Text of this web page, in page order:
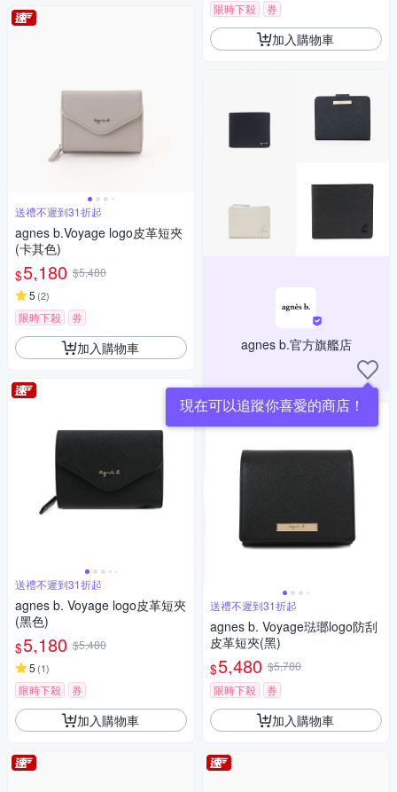
送禮不遲到31折起
agnes b.Voyage logo皮革短夾
(卡其色)
$5,180 $5,480
5 (2)
限時下殺 券
加入購物車
送禮不遲到31折起
agnes b. Voyage logo皮革短夾
(黑色)
$5,180 $5,480
5 (1)
限時下殺 券
加入購物車
限時下殺
券
加入購物車
agnes b.官方旗艦店
現在可以追蹤你喜愛的商店！
送禮不遲到31折起
agnes b. Voyage琺瑯logo防刮
皮革短夾(黑)
$5,480 $5,780
限時下殺
券
加入購物車